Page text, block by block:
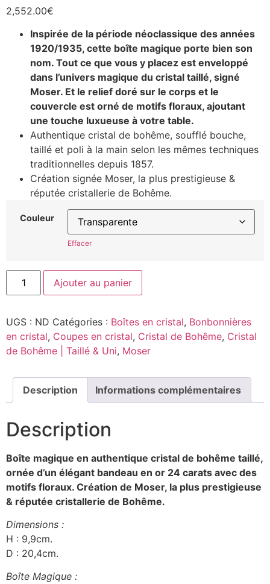
2,552.00€
Inspirée de la période néoclassique des années
1920/1935, cette boîte magique porte bien son
nom. Tout ce que vous y placez est enveloppé
dans l’univers magique du cristal taillé, signé
Moser. Et le relief doré sur le corps et le
couvercle est orné de motifs floraux, ajoutant
une touche luxueuse à votre table.
Authentique cristal de bohême, soufflé bouche,
taillé et poli à la main selon les mêmes techniques
traditionnelles depuis 1857.
Création signée Moser, la plus prestigieuse &
réputée cristallerie de Bohême.
Couleur
Effacer
Ajouter au panier
UGS : ND Catégories : Boîtes en cristal, Bonbonnières
en cristal, Coupes en cristal, Cristal de Bohême, Cristal
de Bohême | Taillé & Uni, Moser
Description Informations complémentaires
Description
Boîte magique en authentique cristal de bohême taillé,
ornée d’un élégant bandeau en or 24 carats avec des
motifs floraux. Création de Moser, la plus prestigieuse
& réputée cristallerie de Bohême.
Dimensions :
H : 9,9cm.
D : 20,4cm.
Boîte Magique :